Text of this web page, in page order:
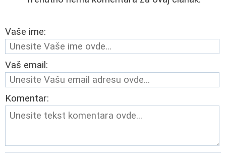
Vaše ime:
Vaš email:
Komentar: